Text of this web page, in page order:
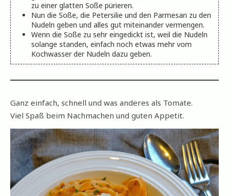
zu einer glatten Soße pürieren.
Nun die Soße, die Petersilie und den Parmesan zu den
Nudeln geben und alles gut miteinander vermengen.
Wenn die Soße zu sehr eingedickt ist, weil die Nudeln
solange standen, einfach noch etwas mehr vom
Kochwasser der Nudeln dazu geben.
Ganz einfach, schnell und was anderes als Tomate.
Viel Spaß beim Nachmachen und guten Appetit.